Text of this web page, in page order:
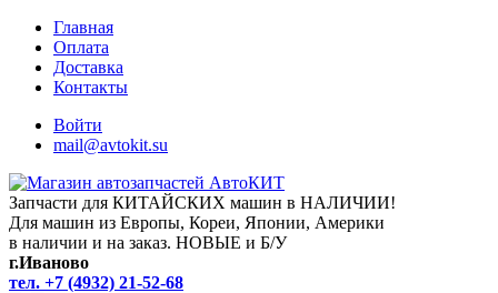
Главная
Оплата
Доставка
Контакты
Войти
mail@avtokit.su
Запчасти для КИТАЙСКИХ машин в НАЛИЧИИ!
Для машин из Европы, Кореи, Японии, Америки
в наличии и на заказ. НОВЫЕ и Б/У
г.Иваново
тел. +7 (4932) 21-52-68